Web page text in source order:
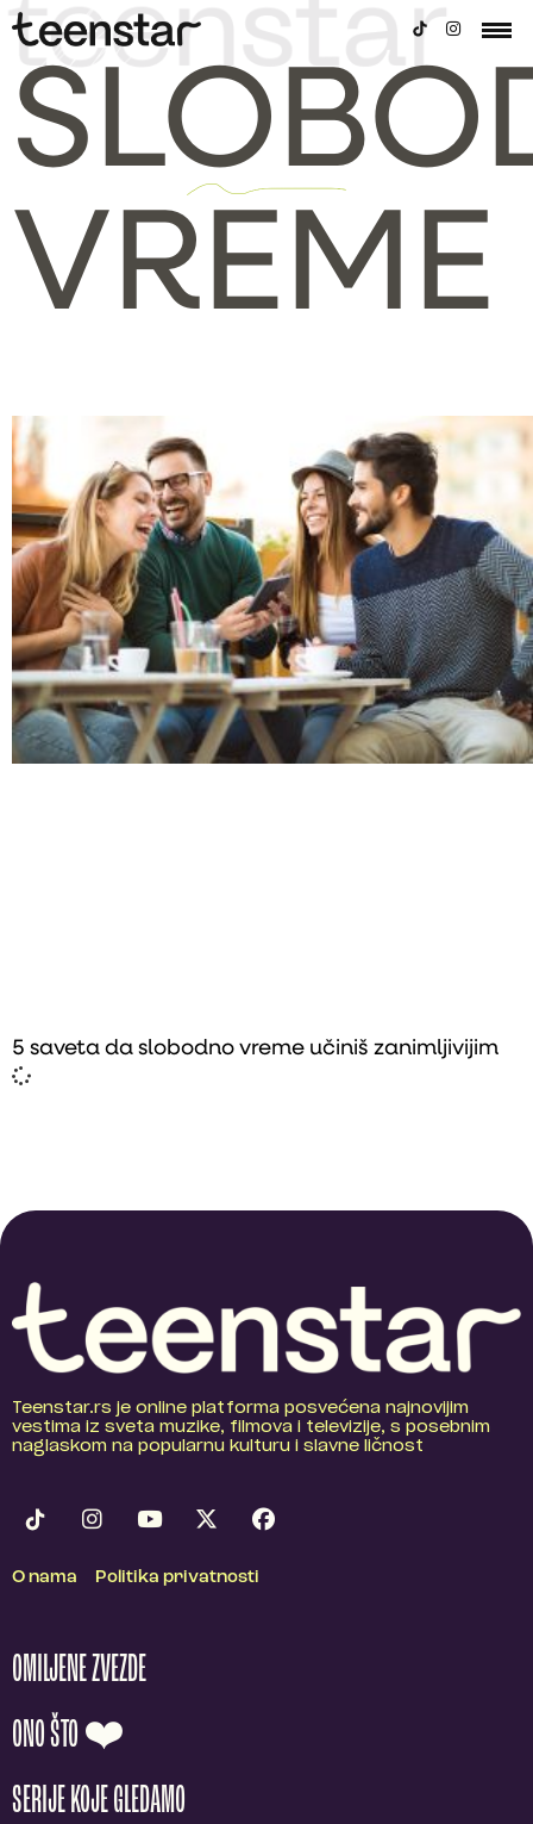
VREME
5 saveta da slobodno vreme učiniš zanimljivijim
Teenstar.rs je online platforma posvećena najnovijim
vestima iz sveta muzike, filmova i televizije, s posebnim
naglaskom na popularnu kulturu i slavne ličnost
O nama Politika privatnosti
OMILJENE ZVEZDE
ONO ŠTO ❤️
SERIJE KOJE GLEDAMO